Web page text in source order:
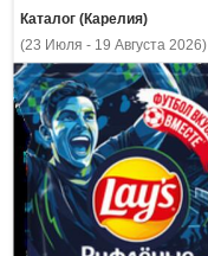
Каталог (Карелия)
(23 Июля - 19 Августа 2026)